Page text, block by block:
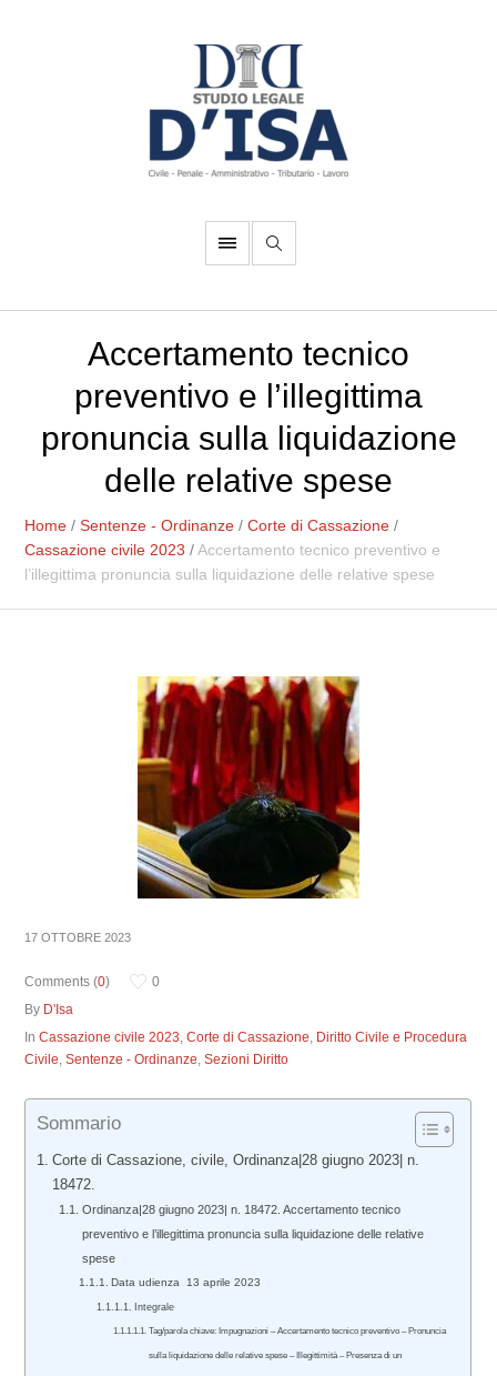
Accertamento tecnico
preventivo e l’illegittima
pronuncia sulla liquidazione
delle relative spese
Home /Sentenze - Ordinanze /Corte di Cassazione /
Cassazione civile 2023 /Accertamento tecnico preventivo e
l’illegittima pronuncia sulla liquidazione delle relative spese
17 OTTOBRE 2023
Comments (0)
0
By D'Isa
InCassazione civile 2023,Corte di Cassazione, Diritto Civile e Procedura
Civile,Sentenze - Ordinanze,Sezioni Diritto
Sommario
Corte di Cassazione, civile, Ordinanza|28 giugno 2023| n.
18472.
Ordinanza|28 giugno 2023| n. 18472. Accertamento tecnico
preventivo e l’illegittima pronuncia sulla liquidazione delle relative
spese
Data udienza 13 aprile 2023
Integrale
Tag/parola chiave: Impugnazioni – Accertamento tecnico preventivo – Pronuncia
sulla liquidazione delle relative spese – Illegittimità – Presenza di un